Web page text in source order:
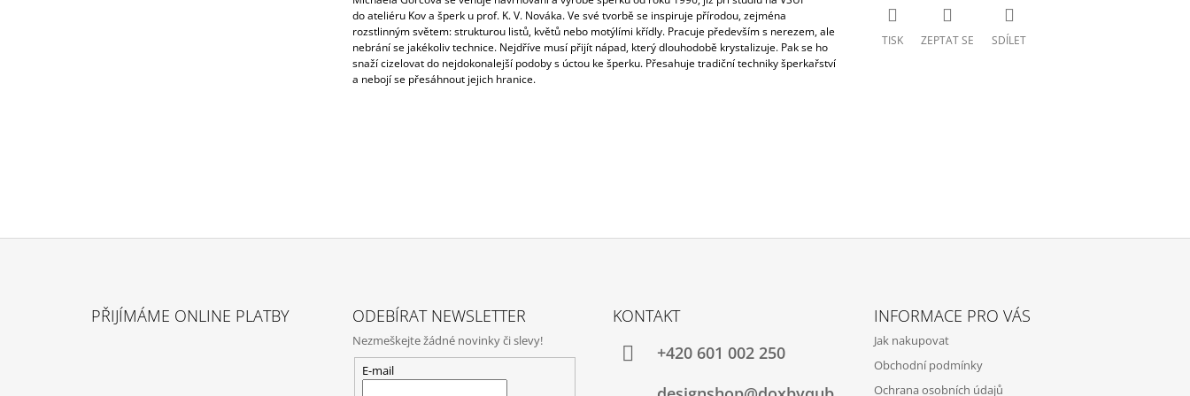
do ateliéru Kov a šperk u prof. K. V. Nováka. Ve své tvorbě se inspiruje přírodou, zejména
rozstlinným světem: strukturou listů, květů nebo motýlími křídly. Pracuje především s nerezem, ale
nebrání se jakékoliv technice. Nejdříve musí přijít nápad, který dlouhodobě krystalizuje. Pak se ho
snaží cizelovat do nejdokonalejší podoby s úctou ke šperku. Přesahuje tradiční techniky šperkařství
a nebojí se přesáhnout jejich hranice.
TISK ZEPTAT SE SDÍLET
PŘIJÍMÁME ONLINE PLATBY ODEBÍRAT NEWSLETTER
Nezmeškejte žádné novinky či slevy!
E-mail
KONTAKT
+420‭ 601 002 250
INFORMACE PRO VÁS
Jak nakupovat
Obchodní podmínky
Ochrana osobních údajů